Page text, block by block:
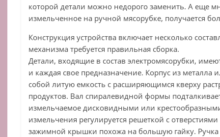
которой детали можно недорого заменить. А еще
измельченное на ручной мясорубке, получается
Конструкция устройства включает несколько
механизма требуется правильная сборка.
Детали, входящие в состав электромясорубки,
и каждая свое предназначение. Корпус из металла
собой литую емкость с расширяющимся кверху
продуктов. Вал спиралевидной формы
измельчаемое дисковидными или
измельчения регулируется решеткой с
зажимной крышки похожа на большую гайку.